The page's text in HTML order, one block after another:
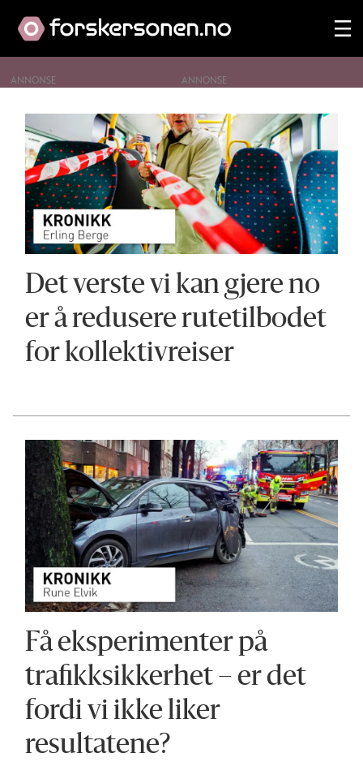
Tag:
samferdsel
ANNONSE
Det verste vi kan gjere no
er å redusere rutetilbodet
for kollektivreiser
Få eksperimenter på
trafikksikkerhet – er det
fordi vi ikke liker
resultatene?